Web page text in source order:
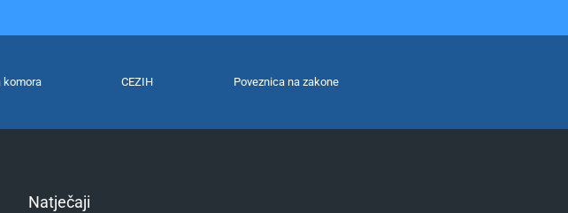
komora CEZIH Poveznica na zakone
Natječaji